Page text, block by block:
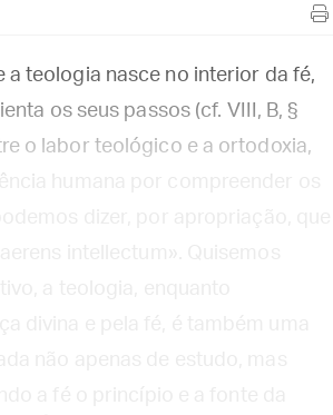
teologia nasce no interior da fé,
os seus passos (cf. VIII, B, §
o labor teológico e a ortodoxia,
humana por compreender os
a fé o princípio e a fonte da